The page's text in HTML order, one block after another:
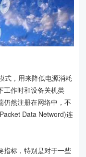
，用来降低电源消耗
工作时和设备关机类
仍然注册在网络中，不
Data Netword)连
标，特别是对于一些